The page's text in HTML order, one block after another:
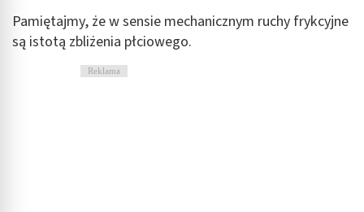
Pamiętajmy, że w sensie mechanicznym ruchy frykcyjne
są istotą zbliżenia płciowego.
Reklama